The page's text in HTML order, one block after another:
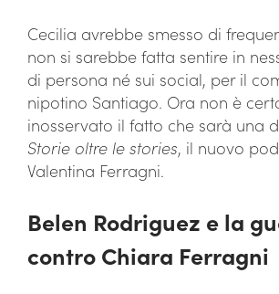
Cecilia avrebbe smesso di
non si sarebbe fatta sentire in
di persona né sui social, per il
nipotino Santiago. Ora non è
inosservato il fatto che sarà una
Storie oltre le stories, il nuovo
Valentina Ferragni.
Belen Rodriguez e la
contro Chiara Ferragni